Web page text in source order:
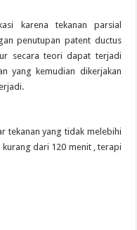
karena tekanan parsial
penutupan patent ductus
secara teori dapat terjadi
yang kemudian dikerjakan
tekanan yang tidak melebihi
kurang dari 120 menit , terapi